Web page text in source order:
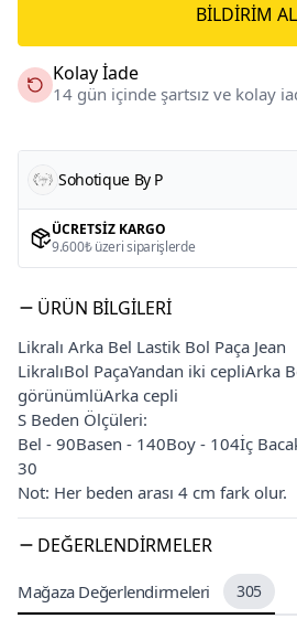
BILDIRIM AL
Kolay İade
14 gün içinde şartsız ve kolay
Sohotique By P
ÜCRETSIZ KARGO
9.600₺ üzeri siparişlerde
ÜRÜN BILGILERI
Likralı Arka Bel Lastik Bol Paça Jean
LikralıBol PaçaYandan iki cepliArka
görünümlüArka cepli
S Beden Ölçüleri:
Bel - 90Basen - 140Boy - 104İç
30
Not: Her beden arası 4 cm fark olur.
DEĞERLENDIRMELER
Mağaza Değerlendirmeleri 305